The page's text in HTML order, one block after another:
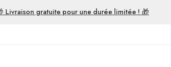
Livraison gratuite pour une durée limitée ! 🎁